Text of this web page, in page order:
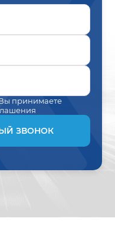
принимаете
ЗВОНОК